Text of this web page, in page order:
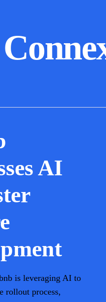
AI
is leveraging AI to
rollout process,